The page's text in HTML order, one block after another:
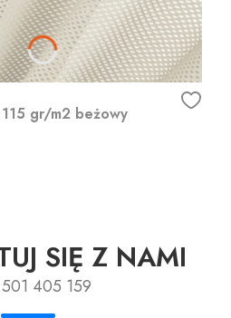
gr/m2 beżowy
SIĘ Z NAMI
405 159